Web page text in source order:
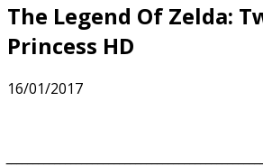
The Legend Of Zelda:
Princess HD
16/01/2017